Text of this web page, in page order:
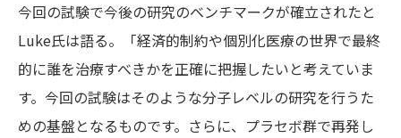
今回の試験で今後の研究のベンチマークが確立されたと
Luke氏は語る。「経済的制約や個別化医療の世界で最終
的に誰を治療すべきかを正確に把握したいと考えていま
す。今回の試験はそのような分子レベルの研究を行うた
めの基盤となるものです。さらに、プラセボ群で再発し